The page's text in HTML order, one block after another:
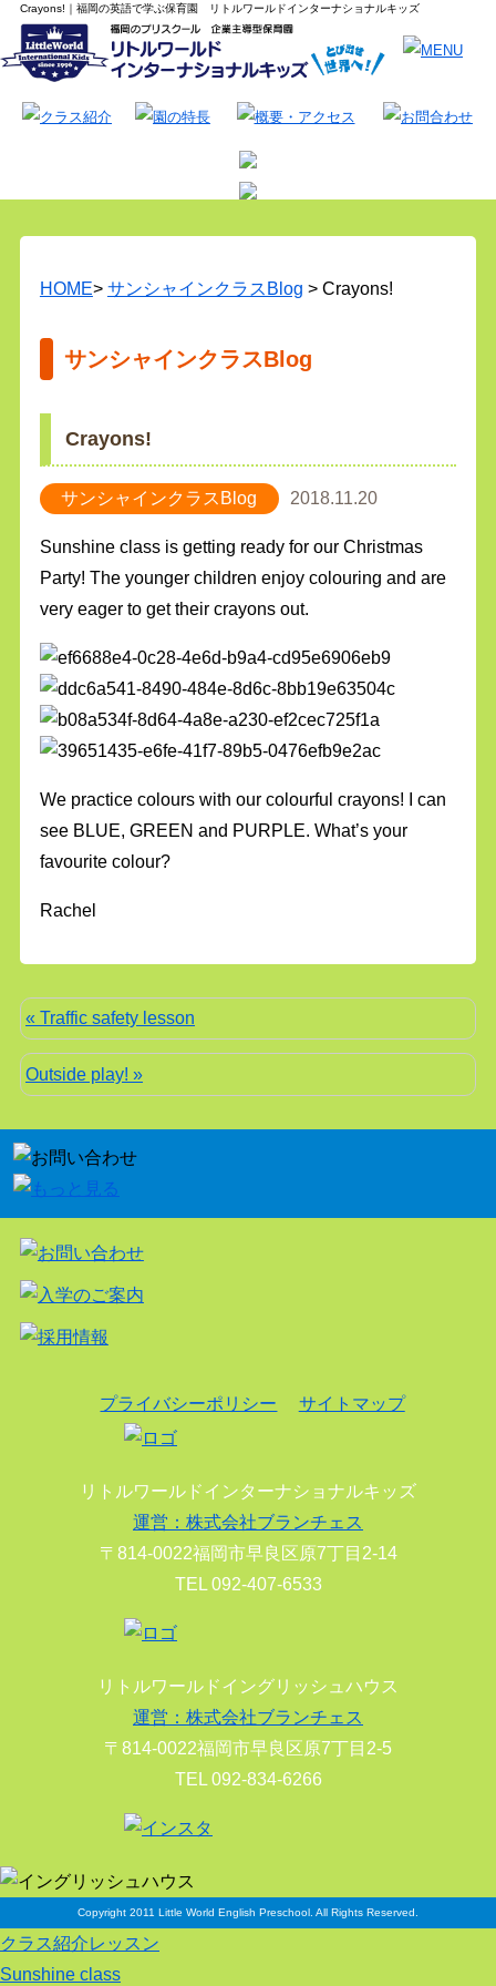
Crayons!｜福岡の英語で学ぶ保育園 リトルワールドインターナショナルキッズ
HOME> サンシャインクラスBlog > Crayons!
サンシャインクラスBlog
Crayons!
サンシャインクラスBlog 2018.11.20
Sunshine class is getting ready for our Christmas
Party! The younger children enjoy colouring and are
very eager to get their crayons out.
We practice colours with our colourful crayons! I can
see BLUE, GREEN and PURPLE. What’s your
favourite colour?
Rachel
« Traffic safety lesson
Outside play! »
プライバシーポリシー サイトマップ
リトルワールドインターナショナルキッズ
運営：株式会社ブランチェス
〒814-0022福岡市早良区原7丁目2-14
TEL 092-407-6533
リトルワールドイングリッシュハウス
運営：株式会社ブランチェス
〒814-0022福岡市早良区原7丁目2-5
TEL 092-834-6266
Copyright 2011 Little World English Preschool. All Rights Reserved.
クラス紹介レッスン
Sunshine class